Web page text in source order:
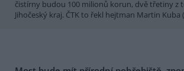
čistírny budou 100 milionů korun, dvě třetiny z
Jihočeský kraj. ČTK to řekl hejtman Martin Kuba